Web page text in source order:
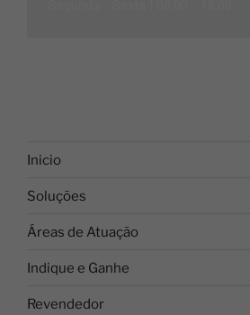
Inicio
Soluções
Áreas de Atuação
Indique e Ganhe
Revendedor